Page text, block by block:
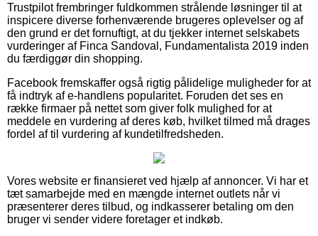
Trustpilot frembringer fuldkommen strålende løsninger til at
inspicere diverse forhenværende brugeres oplevelser og af
den grund er det fornuftigt, at du tjekker internet selskabets
vurderinger af Finca Sandoval, Fundamentalista 2019 inden
du færdiggør din shopping.
Facebook fremskaffer også rigtig pålidelige muligheder for at
få indtryk af e-handlens popularitet. Foruden det ses en
række firmaer på nettet som giver folk mulighed for at
meddele en vurdering af deres køb, hvilket tilmed må drages
fordel af til vurdering af kundetilfredsheden.
Vores website er finansieret ved hjælp af annoncer. Vi har et
tæt samarbejde med en mængde internet outlets når vi
præsenterer deres tilbud, og indkasserer betaling om den
bruger vi sender videre foretager et indkøb.